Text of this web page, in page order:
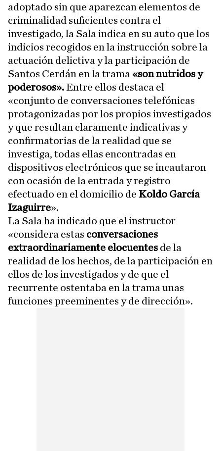
adoptado sin que aparezcan elementos de
criminalidad suficientes contra el
investigado, la Sala indica en su auto que los
indicios recogidos en la instrucción sobre la
actuación delictiva y la participación de
Santos Cerdán en la trama «son nutridos y
poderosos».Entre ellos destaca el
«conjunto de conversaciones telefónicas
protagonizadas por los propios investigados
y que resultan claramente indicativas y
confirmatorias de la realidad que se
investiga, todas ellas encontradas en
dispositivos electrónicos que se incautaron
con ocasión de la entrada y registro
efectuado en el domicilio de Koldo García
Izaguirre».
La Sala ha indicado que el instructor
«considera estas conversaciones
extraordinariamente elocuentes de la
realidad de los hechos, de la participación en
ellos de los investigados y de que el
recurrente ostentaba en la trama unas
funciones preeminentes y de dirección».